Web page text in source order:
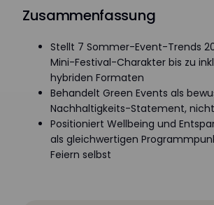
Zusammenfassung
Stellt 7 Sommer-Event-Trends
Mini-Festival-Charakter bis zu
hybriden Formaten
Behandelt Green Events als
Nachhaltigkeits-Statement, nicht
Positioniert Wellbeing und
als gleichwertigen
Feiern selbst